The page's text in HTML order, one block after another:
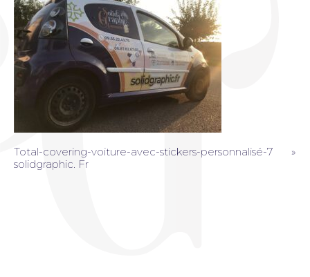
Total-covering-voiture-avec-stickers-personnalisé-7 »
solidgraphic. Fr